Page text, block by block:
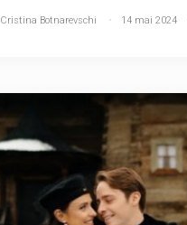
Cristina Botnarevschi 14 mai 2024